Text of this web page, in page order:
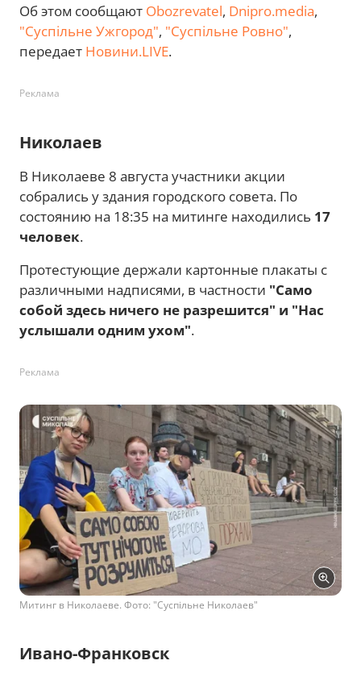
Об этом сообщают Obozrevatel, Dnipro.media,
"Суспільне Ужгород", "Суспільне Ровно",
передает Новини.LIVE.
Реклама
Николаев
В Николаеве 8 августа участники акции
собрались у здания городского совета. По
состоянию на 18:35 на митинге находились 17
человек.
Протестующие держали картонные плакаты с
различными надписями, в частности "Само
собой здесь ничего не разрешится" и "Нас
услышали одним ухом".
Реклама
Митинг в Николаеве. Фото: "Суспільне Николаев"
Ивано-Франковск